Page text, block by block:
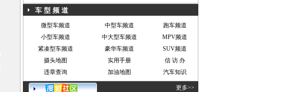
车 型 频 道
微型车频道 中型车频道
跑车频道
小型车频道
中大型车频道
MPV频道
紧凑型车频道
豪华车频道
SUV频道
摄头地图
实用手册
信 访 办
违章查询
加油地图 汽车知识
更多>>